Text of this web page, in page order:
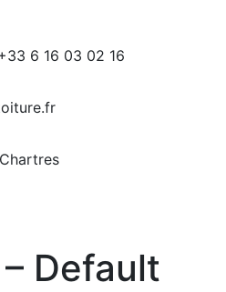
6 16 03 02 16
Default